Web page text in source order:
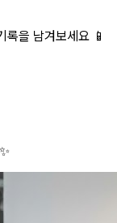
을 남겨보세요 📱